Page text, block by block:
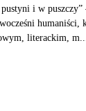
i w
humaniści,
literackim, m...